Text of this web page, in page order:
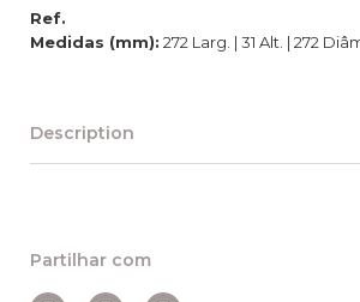
Ref.
Medidas (mm): 272 Larg. | 31 Alt. | 272
Description
Partilhar com